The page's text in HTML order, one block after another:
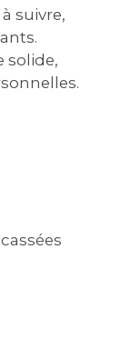
suivre,
solide,